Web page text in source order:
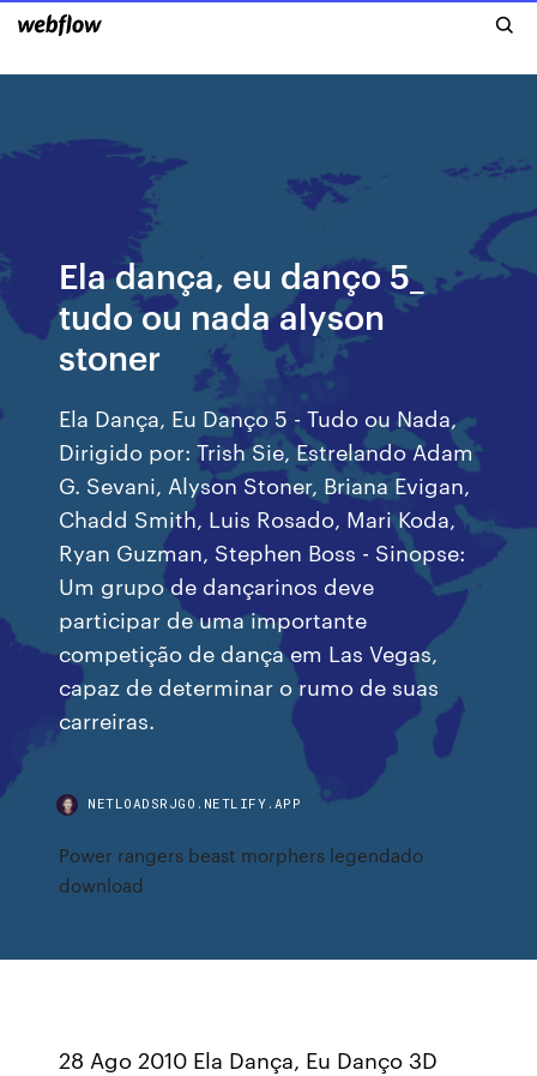
Ela dança, eu danço 5_
tudo ou nada alyson
stoner
Ela Dança, Eu Danço 5 - Tudo ou Nada,
Dirigido por: Trish Sie, Estrelando Adam
G. Sevani, Alyson Stoner, Briana Evigan,
Chadd Smith, Luis Rosado, Mari Koda,
Ryan Guzman, Stephen Boss - Sinopse:
Um grupo de dançarinos deve
participar de uma importante
competição de dança em Las Vegas,
capaz de determinar o rumo de suas
carreiras.
NETLOADSRJGO.NETLIFY.APP
Power rangers beast morphers legendado
download
28 Ago 2010 Ela Dança, Eu Danço 3D